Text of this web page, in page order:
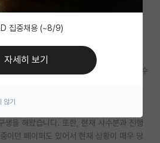
)
게시판
판
하다가 이번 후기 입학 원서를 넣었는데 교수
사실은 교수님께서도 1년 전부터 인지하고
생을 해왔습니다. 또한, 현재 사수분과 진행
이던 페이퍼도 있어서 현재 상황이 매우 당
집중채용 (~8/9)
자세히 보기
않기